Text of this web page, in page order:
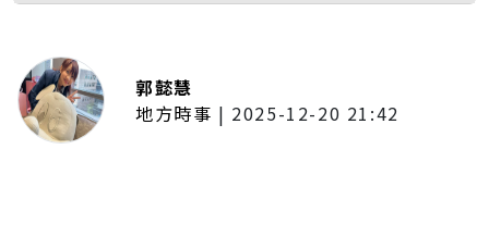
郭懿慧
地方時事 | 2025-12-20 21:42